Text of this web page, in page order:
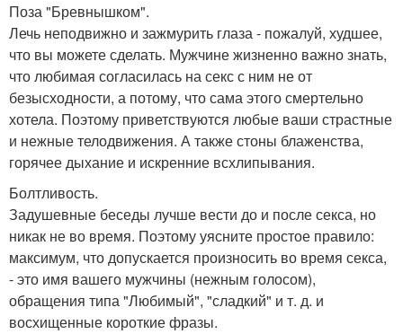
Поза "Бревнышком".
Лечь неподвижно и зажмурить глаза - пожалуй, худшее,
что вы можете сделать. Мужчине жизненно важно знать,
что любимая согласилась на секс с ним не от
безысходности, а потому, что сама этого смертельно
хотела. Поэтому приветствуются любые ваши страстные
и нежные телодвижения. А также стоны блаженства,
горячее дыхание и искренние всхлипывания.
Болтливость.
Задушевные беседы лучше вести до и после секса, но
никак не во время. Поэтому уясните простое правило:
максимум, что допускается произносить во время секса,
- это имя вашего мужчины (нежным голосом),
обращения типа "Любимый", "сладкий" и т. д. и
восхищенные короткие фразы.